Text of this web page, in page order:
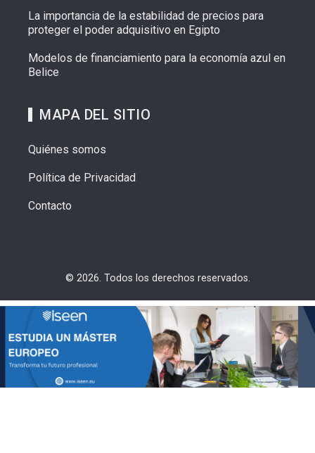
La importancia de la estabilidad de precios para
proteger el poder adquisitivo en Egipto
Modelos de financiamiento para la economía azul en
Belice
MAPA DEL SITIO
Quiénes somos
Política de Privacidad
Contacto
© 2026. Todos los derechos reservados.